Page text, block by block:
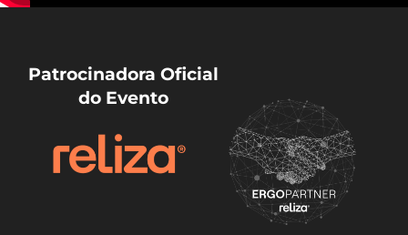
Patrocinadora Oficial
do Evento